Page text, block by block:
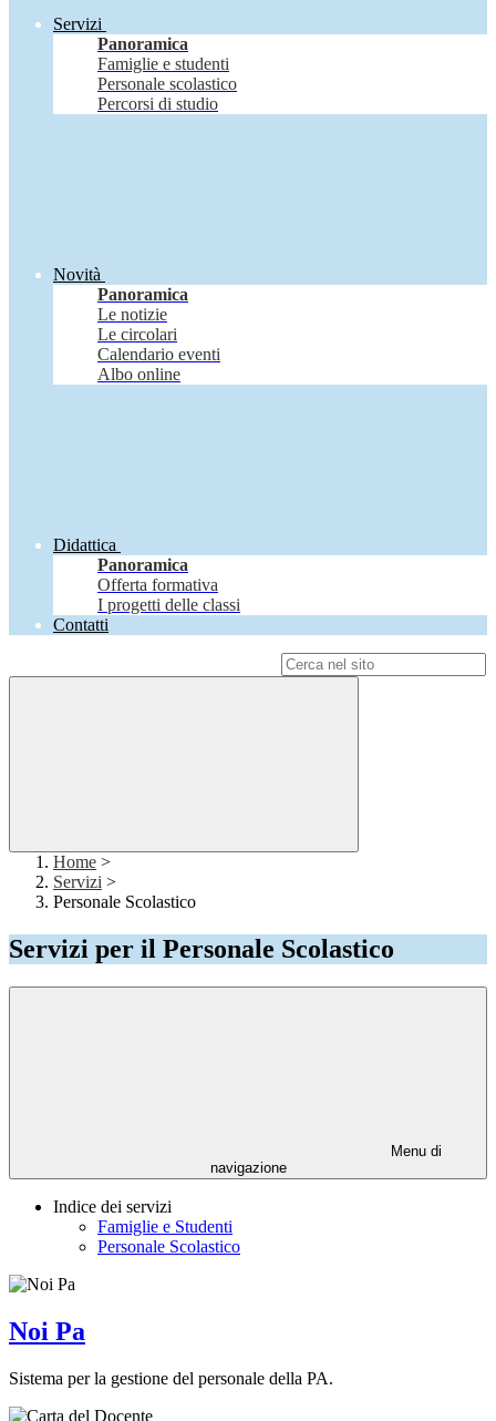
Servizi
Panoramica
Famiglie e studenti
Personale scolastico
Percorsi di studio
Novità
Panoramica
Le notizie
Le circolari
Calendario eventi
Albo online
Didattica
Panoramica
Offerta formativa
I progetti delle classi
Contatti
Home >
Servizi >
Personale Scolastico
Servizi per il Personale Scolastico
Menu di
navigazione
Indice dei servizi
Famiglie e Studenti
Personale Scolastico
Noi Pa
Sistema per la gestione del personale della PA.